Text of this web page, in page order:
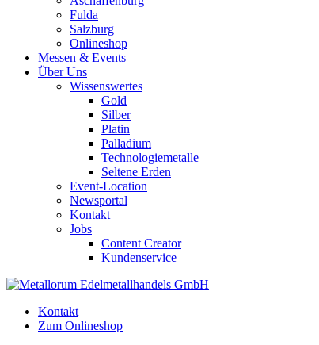
Fulda
Salzburg
Onlineshop
Messen & Events
Über Uns
Wissenswertes
Gold
Silber
Platin
Palladium
Technologiemetalle
Seltene Erden
Event-Location
Newsportal
Kontakt
Jobs
Content Creator
Kundenservice
Kontakt
Zum Onlineshop